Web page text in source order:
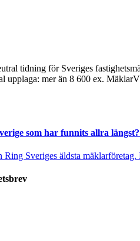
tidning för Sveriges
upplaga: mer än 8 600 ex.
som har funnits allra
Ring Sveriges äldsta